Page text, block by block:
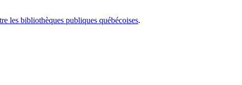
les bibliothèques publiques québécoises.